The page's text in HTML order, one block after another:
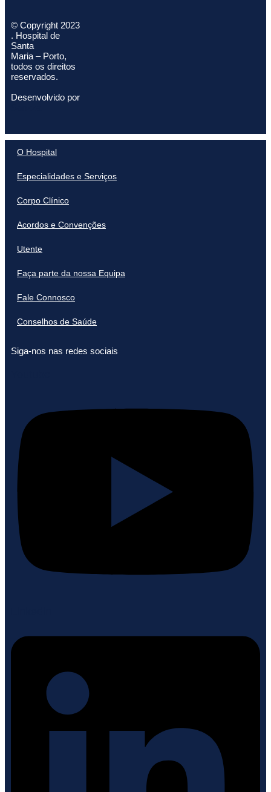
© Copyright 2023
. Hospital de
Santa
Maria – Porto,
todos os direitos
reservados.
Desenvolvido por
O Hospital
Especialidades e Serviços
Corpo Clínico
Acordos e Convenções
Utente
Faça parte da nossa Equipa
Fale Connosco
Conselhos de Saúde
Siga-nos nas redes sociais